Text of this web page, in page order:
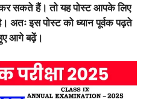
सकते हैं। तो यह पोस्ट आपके लिए
अतः इस पोस्ट को ध्यान पूर्वक पढ़ते
आगे बढ़ें।